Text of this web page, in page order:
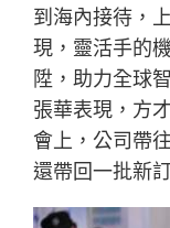
到海內接待，
現，靈活手的
陞，助力全球
張華表現，方
會上，公司帶
還帶回一批新